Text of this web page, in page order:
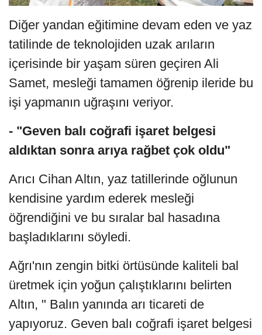
Diğer yandan eğitimine devam eden ve yaz
tatilinde de teknolojiden uzak arıların
içerisinde bir yaşam süren geçiren Ali
Samet, mesleği tamamen öğrenip ileride bu
işi yapmanın uğraşını veriyor.
- "Geven balı coğrafi işaret belgesi
aldıktan sonra arıya rağbet çok oldu"
Arıcı Cihan Altın, yaz tatillerinde oğlunun
kendisine yardım ederek mesleği
öğrendiğini ve bu sıralar bal hasadına
başladıklarını söyledi.
Ağrı'nın zengin bitki örtüsünde kaliteli bal
üretmek için yoğun çalıştıklarını belirten
Altın, " Balın yanında arı ticareti de
yapıyoruz. Geven balı coğrafi işaret belgesi